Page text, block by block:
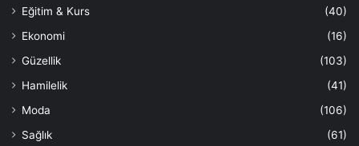
Eğitim & Kurs
(40)
Ekonomi
(16)
Güzellik
(103)
Hamilelik
(41)
Moda
(106)
Sağlık
(61)